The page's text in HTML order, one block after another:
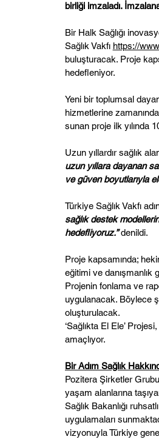
birliği imzaladı.
Bir Halk Sağlığı
Sağlık Vakfı https://
buluşturacak. Proje
hedefleniyor.
Yeni bir toplumsal
hizmetlerine
sunan proje ilk yılında
Uzun yıllardır sağlık
uzun yıllara dayanan
ve güven boyutlarıyla
Türkiye Sağlık Vakfı
sağlık destek
hedefliyoruz.”denildi.
Proje kapsamında;
eğitimi ve danışmanlık
Projenin fonlama ve
uygulanacak. Böylece
oluşturulacak.
‘Sağlıkta El Ele’
amaçlıyor.
Bir Adım Sağlık
Pozitera Şirketler
yaşam alanlarına
Sağlık Bakanlığı
uygulamaları
vizyonuyla Türkiye